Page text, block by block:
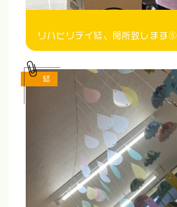
リハビリデイ結、閉所致します⑤
結